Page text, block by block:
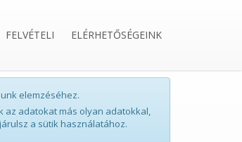
FELVÉTELI ELÉRHETŐSÉGEINK
elemzéséhez.
az adatokat más olyan adatokkal,
a sütik használatához.